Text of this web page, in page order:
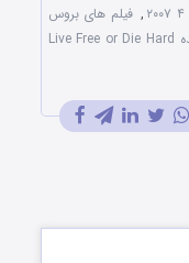
, فیلم های بروس
نسخه سانسور شده Live Free or Die Hard